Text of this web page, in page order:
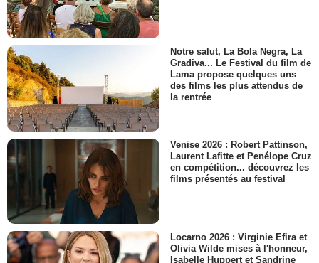
Notre salut, La Bola Negra, La
Gradiva... Le Festival du film de
Lama propose quelques uns
des films les plus attendus de
la rentrée
Venise 2026 : Robert Pattinson,
Laurent Lafitte et Penélope Cruz
en compétition... découvrez les
films présentés au festival
Locarno 2026 : Virginie Efira et
Olivia Wilde mises à l'honneur,
Isabelle Huppert et Sandrine